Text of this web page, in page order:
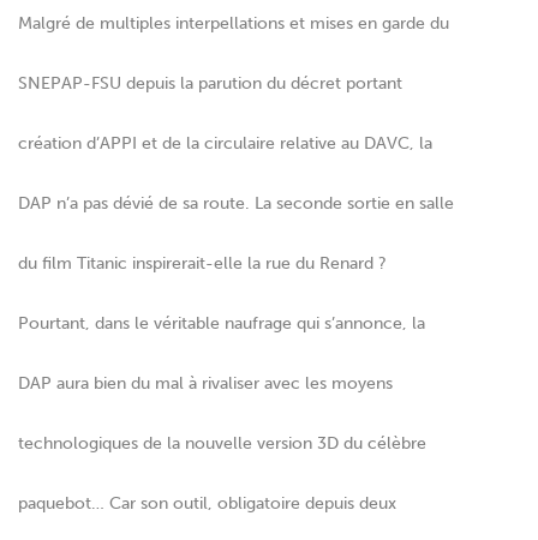
Malgré de multiples interpellations et mises en garde du
SNEPAP-FSU depuis la parution du décret portant
création d’APPI et de la circulaire relative au DAVC, la
DAP n’a pas dévié de sa route. La seconde sortie en salle
du film Titanic inspirerait-elle la rue du Renard ?
Pourtant, dans le véritable naufrage qui s’annonce, la
DAP aura bien du mal à rivaliser avec les moyens
technologiques de la nouvelle version 3D du célèbre
paquebot… Car son outil, obligatoire depuis deux